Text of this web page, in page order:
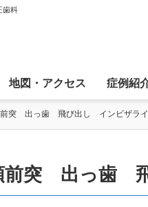
科
地図・アクセス 症例紹
突 出っ歯 飛び出し インビザ
前突 出っ歯